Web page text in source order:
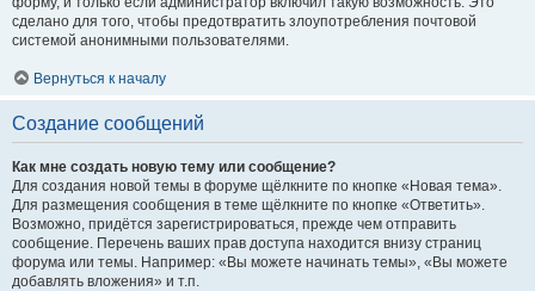
сделано для того, чтобы предотвратить злоупотребления почтовой
системой анонимными пользователями.
Вернуться к началу
Создание сообщений
Как мне создать новую тему или сообщение?
Для создания новой темы в форуме щёлкните по кнопке «Новая тема».
Для размещения сообщения в теме щёлкните по кнопке «Ответить».
Возможно, придётся зарегистрироваться, прежде чем отправить
сообщение. Перечень ваших прав доступа находится внизу страниц
форума или темы. Например: «Вы можете начинать темы», «Вы можете
добавлять вложения» и т.п.